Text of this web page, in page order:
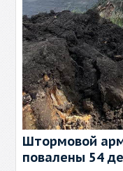
Штормовой
повалены 54